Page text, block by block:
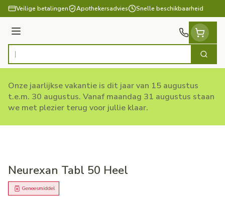
Ga naar de inhoud
Veilige betalingen Apothekersadvies Snelle beschikbaarheid
Menu
Product, merk, categorie... Zoek
Onze jaarlijkse vakantie is dit jaar van 15 augustus
t.e.m. 30 augustus. Vanaf maandag 31 augustus staan
we met plezier terug voor jullie klaar.
Neurexan Tabl 50 Heel
Geneesmiddel